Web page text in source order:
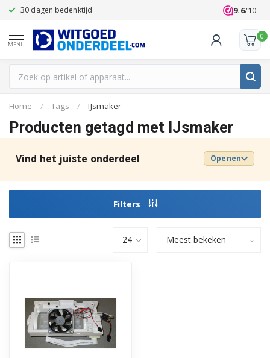
30 dagen bedenktijd Klanten
9.6/10
MENU
0
Home / Tags / IJsmaker
Producten getagd met IJsmaker
Vind het juiste onderdeel Openen
Filters